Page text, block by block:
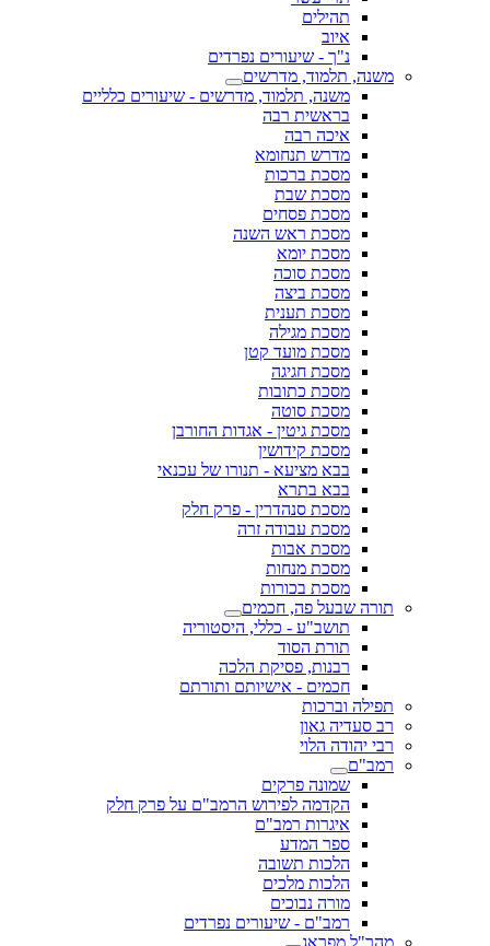
תהילים
איוב
נ"ך - שיעורים נפרדים
משנה, תלמוד, מדרשים
משנה, תלמוד, מדרשים - שיעורים כלליים
בראשית רבה
איכה רבה
מדרש תנחומא
מסכת ברכות
מסכת שבת
מסכת פסחים
מסכת ראש השנה
מסכת יומא
מסכת סוכה
מסכת ביצה
מסכת תענית
מסכת מגילה
מסכת מועד קטן
מסכת חגיגה
מסכת כתובות
מסכת סוטה
מסכת גיטין - אגדות החורבן
מסכת קידושין
בבא מציעא - תנורו של עכנאי
בבא בתרא
מסכת סנהדרין - פרק חלק
מסכת עבודה זרה
מסכת אבות
מסכת מנחות
מסכת בכורות
תורה שבעל פה, חכמים
תושב"ע - כללי, היסטוריה
תורת הסוד
רבנות, פסיקת הלכה
חכמים - אישיותם ותורתם
תפילה וברכות
רב סעדיה גאון
רבי יהודה הלוי
רמב"ם
שמונה פרקים
הקדמה לפירוש הרמב"ם על פרק חלק
איגרות רמב"ם
ספר המדע
הלכות תשובה
הלכות מלכים
מורה נבוכים
רמב"ם - שיעורים נפרדים
מהר"ל מפראג